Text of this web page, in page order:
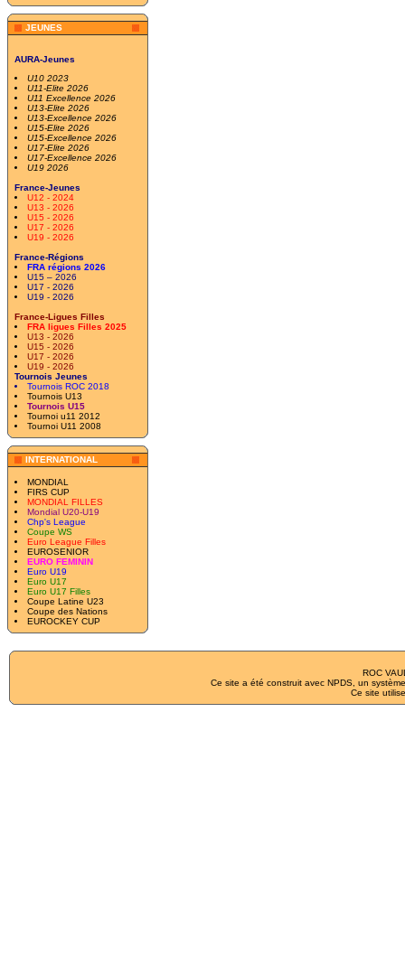
JEUNES
AURA-Jeunes
U10 2023
U11-Elite 2026
U11 Excellence 2026
U13-Elite 2026
U13-Excellence 2026
U15-Elite 2026
U15-Excellence 2026
U17-Elite 2026
U17-Excellence 2026
U19 2026
France-Jeunes
U12 - 2024
U13 - 2026
U15 - 2026
U17 - 2026
U19 - 2026
France-Régions
FRA régions 2026
U15 – 2026
U17 - 2026
U19 - 2026
France-Ligues Filles
FRA ligues Filles 2025
U13 - 2026
U15 - 2026
U17 - 2026
U19 - 2026
Tournois Jeunes
Tournois ROC 2018
Tournois U13
Tournois U15
Tournoi u11 2012
Tournoi U11 2008
INTERNATIONAL
MONDIAL
FIRS CUP
MONDIAL FILLES
Mondial U20-U19
Chp's League
Coupe WS
Euro League Filles
EUROSENIOR
EURO FEMININ
Euro U19
Euro U17
Euro U17 Filles
Coupe Latine U23
Coupe des Nations
EUROCKEY CUP
ROC
Ce site a été construit avec NPDS , un
Ce site